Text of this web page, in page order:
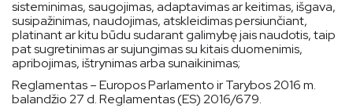
sisteminimas, saugojimas, adaptavimas ar keitimas, išgava,
susipažinimas, naudojimas, atskleidimas persiunčiant,
platinant ar kitu būdu sudarant galimybę jais naudotis, taip
pat sugretinimas ar sujungimas su kitais duomenimis,
apribojimas, ištrynimas arba sunaikinimas;
Reglamentas – Europos Parlamento ir Tarybos 2016 m.
balandžio 27 d. Reglamentas (ES) 2016/679.